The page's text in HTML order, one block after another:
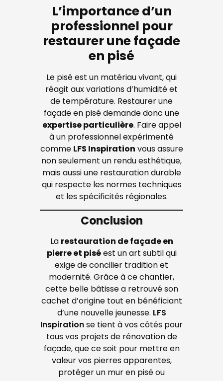
L’importance d’un
professionnel pour
restaurer une façade
en pisé
Le pisé est un matériau vivant, qui
réagit aux variations d’humidité et
de température. Restaurer une
façade en pisé demande donc une
expertise particulière. Faire appel
à un professionnel expérimenté
comme LFS Inspiration vous assure
non seulement un rendu esthétique,
mais aussi une restauration durable
qui respecte les normes techniques
et les spécificités régionales.
Conclusion
La restauration de façade en
pierre et piséest un art subtil qui
exige de concilier tradition et
modernité. Grâce à ce chantier,
cette belle bâtisse a retrouvé son
cachet d’origine tout en bénéficiant
d’une nouvelle jeunesse. LFS
Inspirationse tient à vos côtés pour
tous vos projets de rénovation de
façade, que ce soit pour mettre en
valeur vos pierres apparentes,
protéger un mur en pisé ou